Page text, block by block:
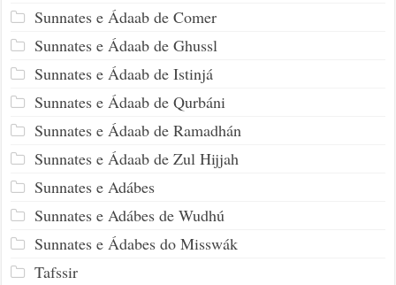
Sunnates e Ádaab de Comer
Sunnates e Ádaab de Ghussl
Sunnates e Ádaab de Istinjá
Sunnates e Ádaab de Qurbáni
Sunnates e Ádaab de Ramadhán
Sunnates e Ádaab de Zul Hijjah
Sunnates e Adábes
Sunnates e Adábes de Wudhú
Sunnates e Ádabes do Misswák
Tafssir